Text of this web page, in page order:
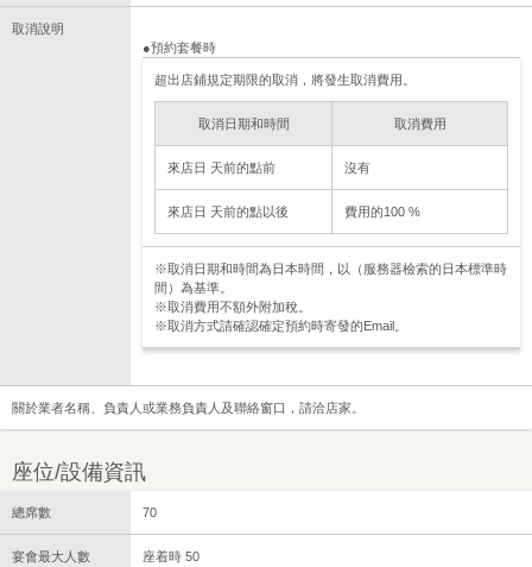
取消說明
●預約套餐時
超出店鋪規定期限的取消，將發生取消費用。
取消日期和時間 取消費用
來店日 天前的點前 沒有
來店日 天前的點以後 費用的100 %
※取消日期和時間為日本時間，以（服務器檢索的日本標準時
間）為基準。
※取消費用不額外附加稅。
※取消方式請確認確定預約時寄發的Email。
關於業者名稱、負責人或業務負責人及聯絡窗口，請洽店家。
座位/設備資訊
總席數 70
宴會最大人數
座着時 50